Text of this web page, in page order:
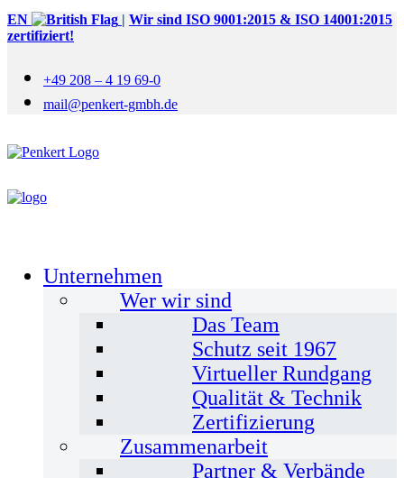
EN | Wir sind ISO 9001:2015 & ISO 14001:2015
zertifiziert!
+49 208 – 4 19 69-0
mail@penkert-gmbh.de
Unternehmen
Wer wir sind
Das Team
Schutz seit 1967
Virtueller Rundgang
Qualität & Technik
Zertifizierung
Zusammenarbeit
Partner & Verbände